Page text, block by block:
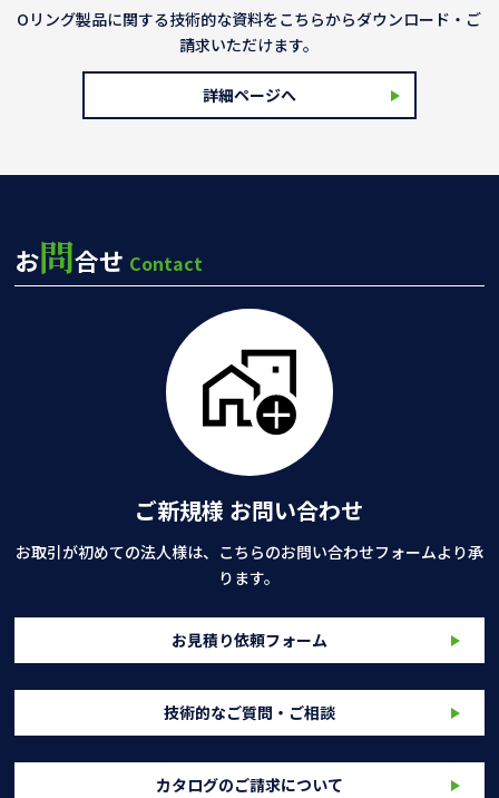
Oリング製品に関する技術的な資料をこちらからダウンロード・ご
請求いただけます。
詳細ページへ
お問合せ Contact
ご新規様 お問い合わせ
お取引が初めての法人様は、こちらのお問い合わせフォームより承
ります。
お見積り依頼フォーム
技術的なご質問・ご相談
カタログのご請求について